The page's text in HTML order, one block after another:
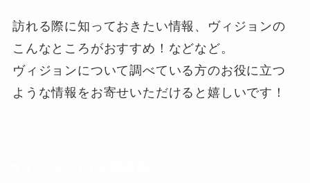
訪れる際に知っておきたい情報、ヴィジョンの
こんなところがおすすめ！などなど。
ヴィジョンについて調べている方のお役に立つ
ような情報をお寄せいただけると嬉しいです！